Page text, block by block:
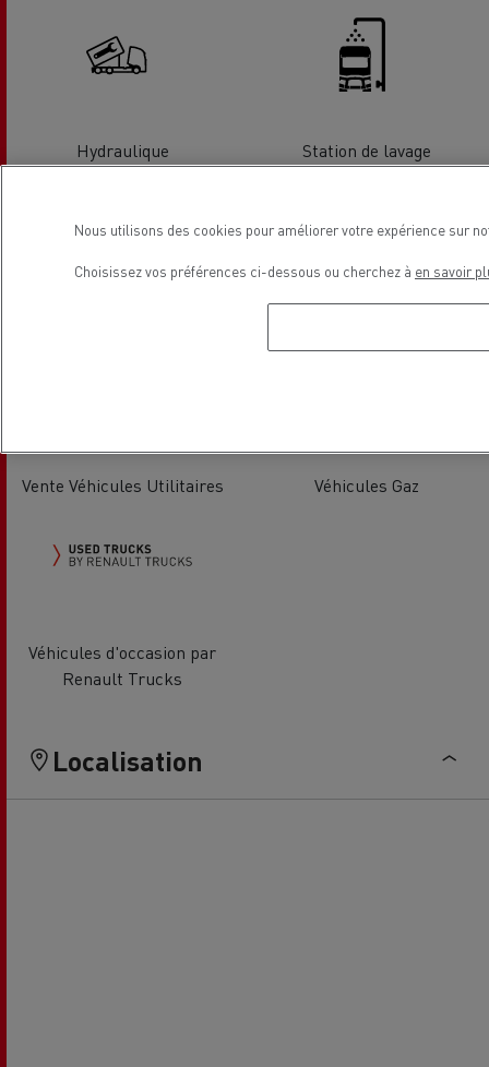
Hydraulique Station de lavage
Vente Véhicules Utilitaires Véhicules Gaz
Véhicules d'occasion par
Renault Trucks
Localisation
Nous utilisons des cookies pour améliorer votre expérience sur
Choisissez vos préférences ci-dessous ou cherchez à en savoir